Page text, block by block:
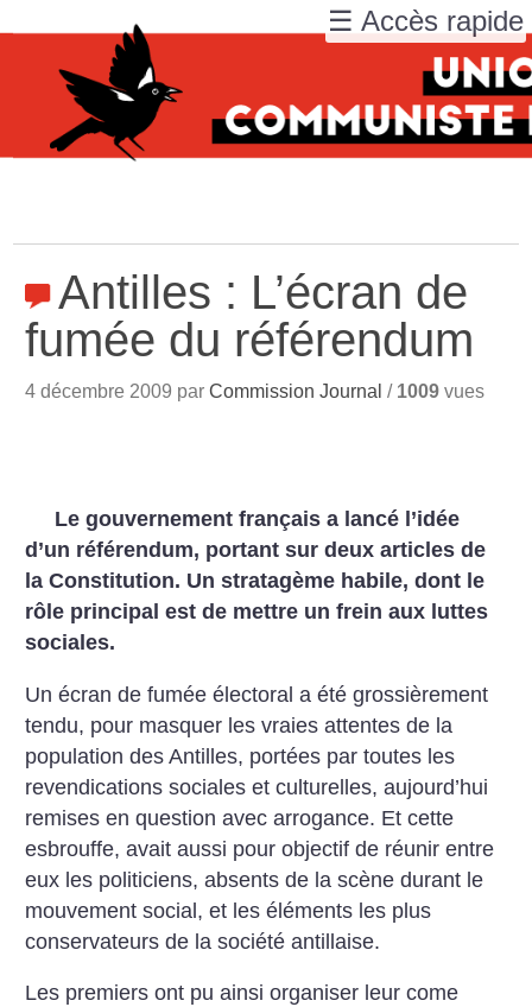
Antilles : L’écran de
fumée du référendum
4 décembre 2009 parCommission Journal / 1009 vues
Le gouvernement français a lancé l’idée
d’un référendum, portant sur deux articles de
la Constitution. Un stratagème habile, dont le
rôle principal est de mettre un frein aux luttes
sociales.
Un écran de fumée électoral a été grossièrement
tendu, pour masquer les vraies attentes de la
population des Antilles, portées par toutes les
revendications sociales et culturelles, aujourd’hui
remises en question avec arrogance. Et cette
esbrouffe, avait aussi pour objectif de réunir entre
eux les politiciens, absents de la scène durant le
mouvement social, et les éléments les plus
conservateurs de la société antillaise.
Les premiers ont pu ainsi organiser leur come
☰ Accès rapide